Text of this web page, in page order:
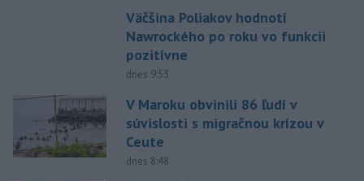
Väčšina Poliakov hodnotí
Nawrockého po roku vo funkcii
pozitívne
dnes 9:53
V Maroku obvinili 86 ľudí v
súvislosti s migračnou krízou v
Ceute
dnes 8:48